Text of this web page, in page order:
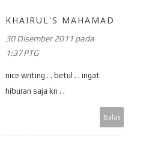
KHAIRUL'S MAHAMAD
30 Disember 2011 pada
1:37 PTG
nice writing . . betul . . ingat
hiburan saja kn . .
Balas